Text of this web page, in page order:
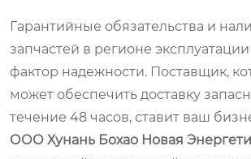
Гарантийные обязательства и
запчастей в регионе
фактор надежности. Поставщик,
может обеспечить доставку
течение 48 часов, ставит ваш
ООО Хунань Бохао Новая